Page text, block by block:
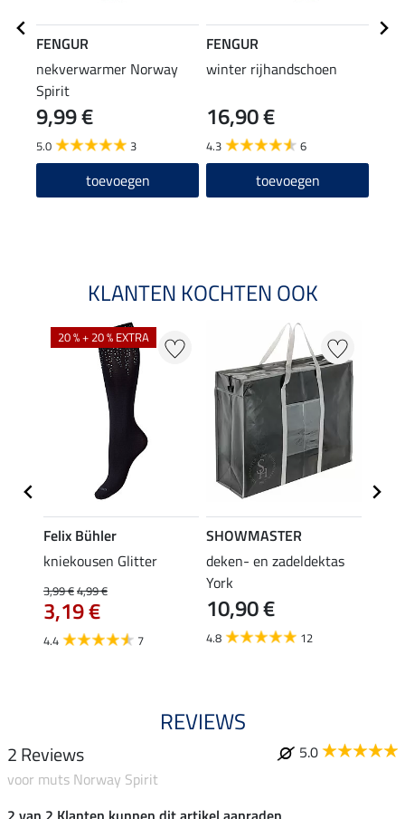
FENGUR
nekverwarmer Norway
Spirit
9,99 €
5.0 3
toevoegen
FENGUR
winter rijhandschoen
16,90 €
4.3 6
toevoegen
KLANTEN KOCHTEN OOK
20 % + 20 % EXTRA
Felix Bühler
kniekousen Glitter
3,99 €4,99 €
3,19 €
4.4 7
SHOWMASTER
deken- en zadeldektas
York
10,90 €
4.8 12
REVIEWS
2 Reviews
5.0
voor muts Norway Spirit